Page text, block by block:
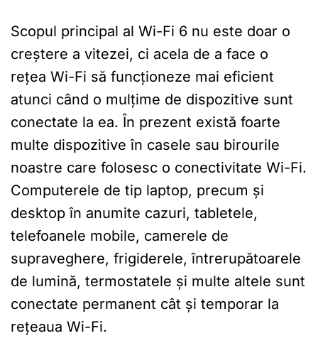
Scopul principal al Wi-Fi 6 nu este doar o
creștere a vitezei, ci acela de a face o
rețea Wi-Fi să funcționeze mai eficient
atunci când o mulțime de dispozitive sunt
conectate la ea. În prezent există foarte
multe dispozitive în casele sau birourile
noastre care folosesc o conectivitate Wi-Fi.
Computerele de tip laptop, precum și
desktop în anumite cazuri, tabletele,
telefoanele mobile, camerele de
supraveghere, frigiderele, întrerupătoarele
de lumină, termostatele și multe altele sunt
conectate permanent cât și temporar la
rețeaua Wi-Fi.